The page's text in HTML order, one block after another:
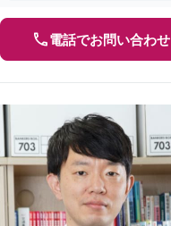
電話でお問い合わせ